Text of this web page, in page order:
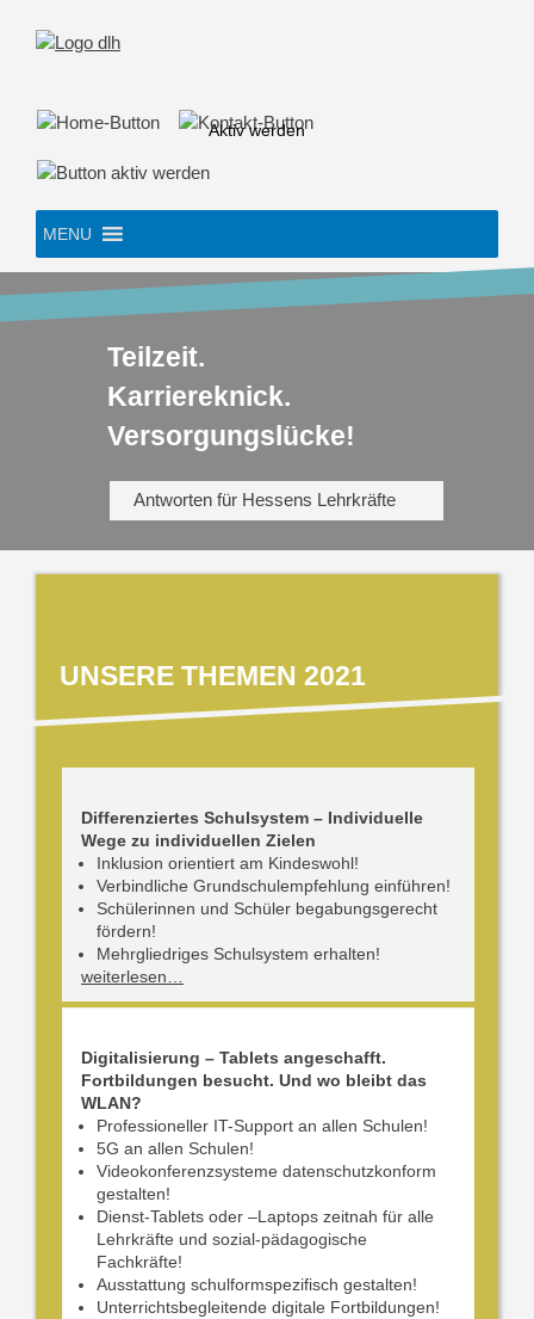
Aktiv werden
MENU
Teilzeit.
Karriereknick.
Versorgungslücke!
Antworten für Hessens Lehrkräfte
UNSERE THEMEN 2021
Differenziertes Schulsystem – Individuelle
Wege zu individuellen Zielen
Inklusion orientiert am Kindeswohl!
Verbindliche Grundschulempfehlung einführen!
Schülerinnen und Schüler begabungsgerecht
fördern!
Mehrgliedriges Schulsystem erhalten!
weiterlesen…
Digitalisierung – Tablets angeschafft.
Fortbildungen besucht. Und wo bleibt das
WLAN?
Professioneller IT-Support an allen Schulen!
5G an allen Schulen!
Videokonferenzsysteme datenschutzkonform
gestalten!
Dienst-Tablets oder –Laptops zeitnah für alle
Lehrkräfte und sozial-pädagogische
Fachkräfte!
Ausstattung schulformspezifisch gestalten!
Unterrichtsbegleitende digitale Fortbildungen!